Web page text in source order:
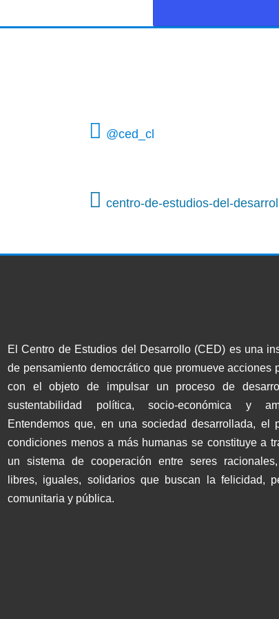
@ced_cl
centro-de-estudios-del-
El Centro de Estudios del Desarrollo (CED) es una
de pensamiento democrático que promueve acciones
con el objeto de impulsar un proceso de
sustentabilidad política, socio-económica y
Entendemos que, en una sociedad desarrollada, el
condiciones menos a más humanas se constituye a
un sistema de cooperación entre seres
libres, iguales, solidarios que buscan la felicidad,
comunitaria y pública.